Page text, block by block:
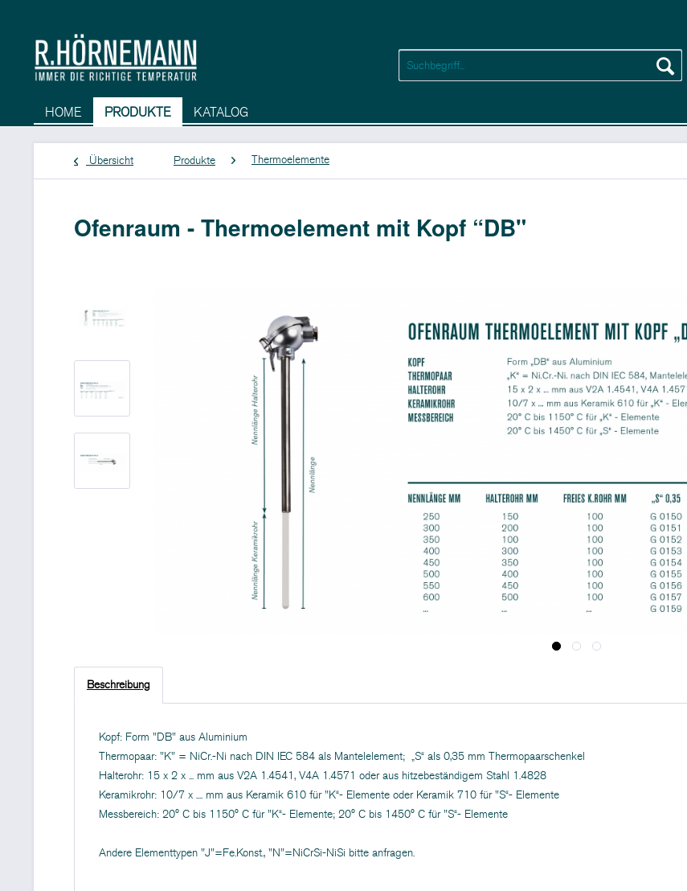
HOME PRODUKTE KATALOG
Übersicht Produkte Thermoelemente
Ofenraum - Thermoelement mit Kopf “DB"
Beschreibung
Kopf: Form "DB" aus Aluminium
Thermopaar: "K" = NiCr.-Ni nach DIN IEC 584 als Mantelelement; „S“ als 0,35 mm Thermopaarschenkel
Halterohr: 15 x 2 x ... mm aus V2A 1.4541, V4A 1.4571 oder aus hitzebeständigem Stahl 1.4828
Keramikrohr: 10/7 x .... mm aus Keramik 610 für "K“- Elemente oder Keramik 710 für "S“- Elemente
Messbereich: 20° C bis 1150° C für "K“- Elemente; 20° C bis 1450° C für "S“- Elemente
Andere Elementtypen "J"=Fe.Konst., "N"=NiCrSi-NiSi bitte anfragen.